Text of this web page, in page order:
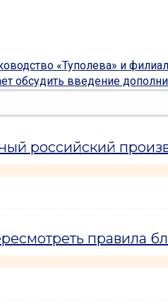
«Туполева» и
обсудить введение
российский
правила